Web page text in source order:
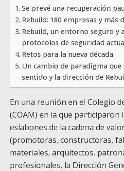
Se prevé una recuperación
Rebuild: 180 empresas y más
Rebuild, un entorno seguro y
protocolos de seguridad
Retos para la nueva década
Un cambio de paradigma
sentido y la dirección de
En una reunión en el Colegio
(COAM) en la que participaron
eslabones de la cadena de
(promotoras, constructoras,
materiales, arquitectos,
profesionales, la Dirección